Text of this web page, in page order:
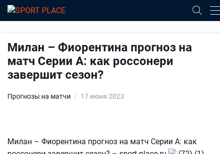
Милан – Фиорентина прогноз на
матч Серии А: как россонери
завершит сезон?
Прогнозы на матчи 17 июня 2023
Милан – Фиорентина прогноз на матч Серии А: как